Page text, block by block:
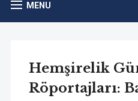
MENU
Hemşirelik
Röportajları: